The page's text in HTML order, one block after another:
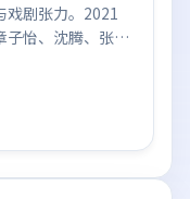
戏剧张力。2021
子怡、沈腾、张
格统一，配乐与